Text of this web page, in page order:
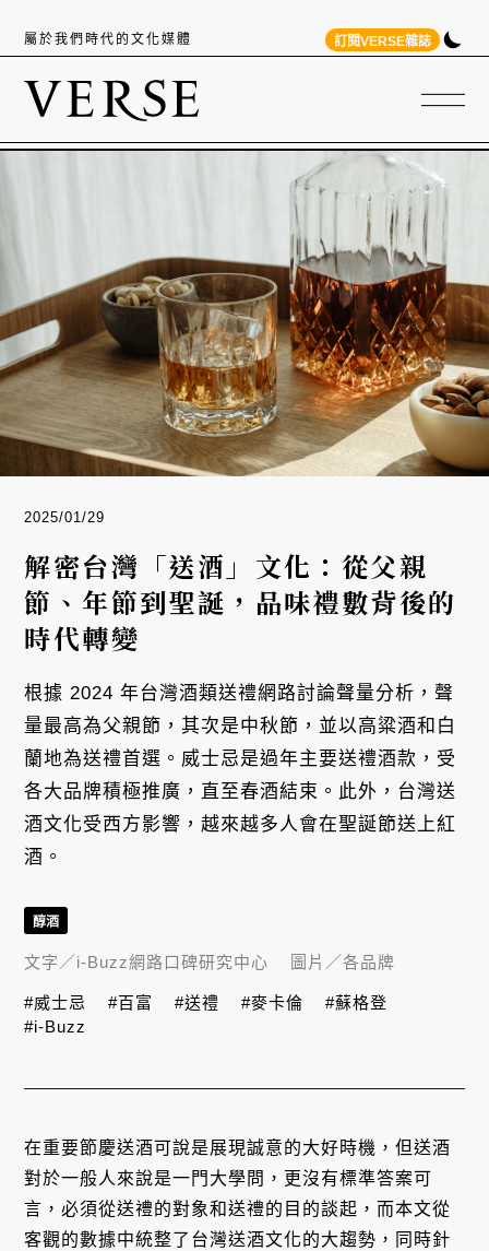
屬於我們時代的文化媒體 訂閱VERSE雜誌
2025/01/29
解密台灣「送酒」文化：從父親
節、年節到聖誕，品味禮數背後的
時代轉變
根據 2024 年台灣酒類送禮網路討論聲量分析，聲
量最高為父親節，其次是中秋節，並以高粱酒和白
蘭地為送禮首選。威士忌是過年主要送禮酒款，受
各大品牌積極推廣，直至春酒結束。此外，台灣送
酒文化受西方影響，越來越多人會在聖誕節送上紅
酒。
在重要節慶送酒可說是展現誠意的大好時機，但送酒
對於一般人來說是一門大學問，更沒有標準答案可
言，必須從送禮的對象和送禮的目的談起，而本文從
客觀的數據中統整了台灣送酒文化的大趨勢，同時針
醇酒
文字／i-Buzz網路口碑研究中心 圖片／各品牌
#威士忌 #百富 #送禮 #麥卡倫
#蘇格登
#i-Buzz